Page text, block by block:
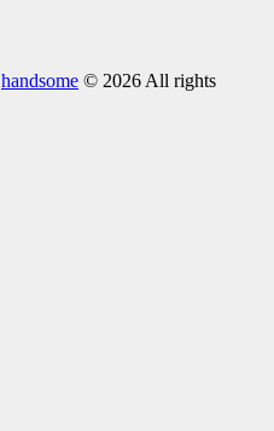
handsome © 2026 All rights